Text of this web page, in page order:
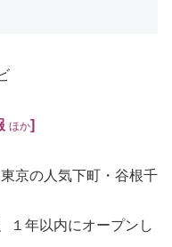
ほか]
京の人気下町・谷根千
１年以内にオープンし